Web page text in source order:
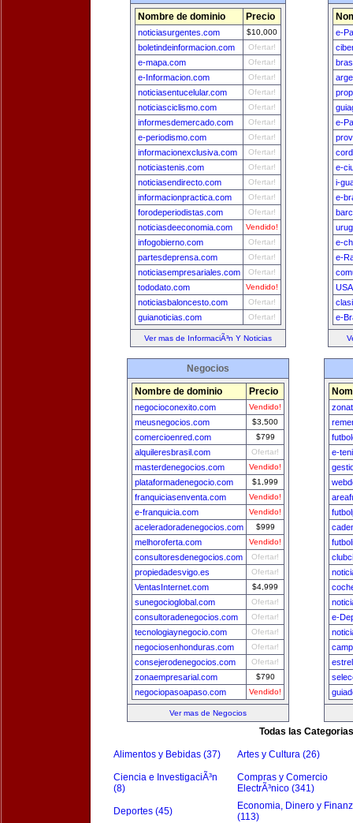
Nombre de dominio Precio
noticiasurgentes.com $10,000
boletindeinformacion.com Ofertar!
e-mapa.com Ofertar!
e-Informacion.com Ofertar!
noticiasentucelular.com Ofertar!
noticiasciclismo.com Ofertar!
informesdemercado.com Ofertar!
e-periodismo.com Ofertar!
informacionexclusiva.com Ofertar!
noticiastenis.com Ofertar!
noticiasendirecto.com Ofertar!
informacionpractica.com Ofertar!
forodeperiodistas.com Ofertar!
noticiasdeeconomia.com Vendido!
infogobierno.com Ofertar!
partesdeprensa.com Ofertar!
noticiasempresariales.com Ofertar!
tododato.com Vendido!
noticiasbaloncesto.com Ofertar!
guianoticias.com Ofertar!
Ver mas de InformaciÃ³n Y Noticias
e-
e-
e-
i-
e-
e-
e-
e-
Negocios
Nombre de dominio Precio
negocioconexito.com Vendido!
meusnegocios.com $3,500
comercioenred.com $799
alquileresbrasil.com Ofertar!
masterdenegocios.com Vendido!
plataformadenegocio.com $1,999
franquiciasenventa.com Vendido!
e-franquicia.com Vendido!
aceleradoradenegocios.com $999
melhoroferta.com Vendido!
consultoresdenegocios.com Ofertar!
propiedadesvigo.es Ofertar!
VentasInternet.com $4,999
sunegocioglobal.com Ofertar!
consultoradenegocios.com Ofertar!
tecnologiaynegocio.com Ofertar!
negociosenhonduras.com Ofertar!
consejerodenegocios.com Ofertar!
zonaempresarial.com $790
negociopasoapaso.com Vendido!
Ver mas de Negocios
e-
e-
Todas las Categorias
Alimentos y Bebidas (37) Artes y Cultura (26)
Ciencia e InvestigaciÃ³n
(8)
Compras y Comercio
ElectrÃ³nico (341)
Deportes (45)
Economia, Dinero y
(113)